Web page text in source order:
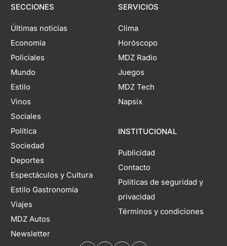
SECCIONES
Últimas noticias
Economía
Policiales
Mundo
Estilo
Vinos
Sociales
Política
Sociedad
Deportes
Espectáculos y Cultura
Estilo Gastronomía
Viajes
MDZ Autos
Newsletter
SERVICIOS
Clima
Horóscopo
MDZ Radio
Juegos
MDZ Tech
Napsix
INSTITUCIONAL
Publicidad
Contacto
Políticas de seguridad y
privacidad
Términos y condiciones